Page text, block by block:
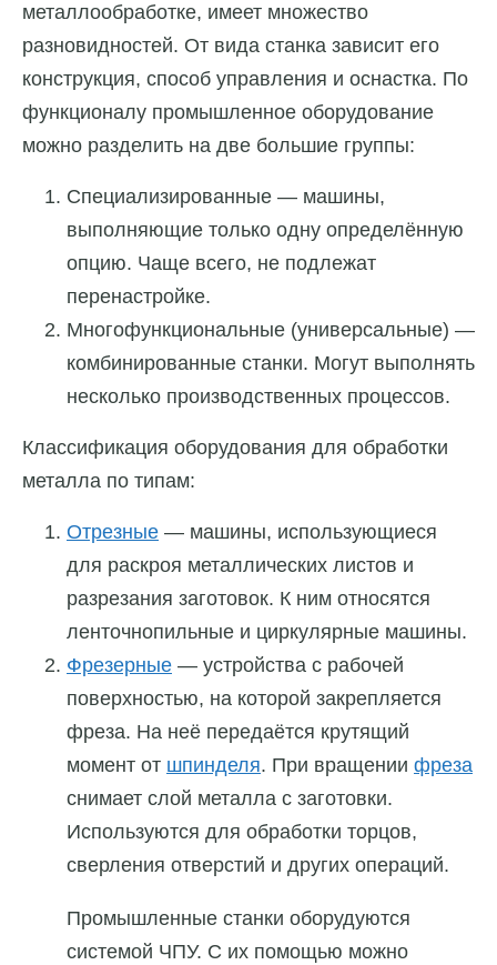
металлообработке, имеет множество
разновидностей. От вида станка зависит его
конструкция, способ управления и оснастка. По
функционалу промышленное оборудование
можно разделить на две большие группы:
Специализированные — машины,
выполняющие только одну определённую
опцию. Чаще всего, не подлежат
перенастройке.
Многофункциональные (универсальные) —
комбинированные станки. Могут выполнять
несколько производственных процессов.
Классификация оборудования для обработки
металла по типам:
Отрезные — машины, использующиеся
для раскроя металлических листов и
разрезания заготовок. К ним относятся
ленточнопильные и циркулярные машины.
Фрезерные — устройства с рабочей
поверхностью, на которой закрепляется
фреза. На неё передаётся крутящий
момент от шпинделя. При вращении фреза
снимает слой металла с заготовки.
Используются для обработки торцов,
сверления отверстий и других операций.
Промышленные станки оборудуются
системой ЧПУ. С их помощью можно